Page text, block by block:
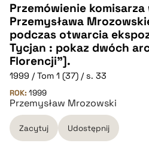
pobierz cytat
CZYSTY TEKST
pobierz cytat
BIBTEX
pobierz cytat
Przemówienie
Przemysława
podczas otwarcia
Tycjan : pokaz dwóch
Florencji"].
1999 / Tom 1 (37) / s. 33
ROK: 1999
Przemysław Mrozowski
Zacytuj Udostępnij